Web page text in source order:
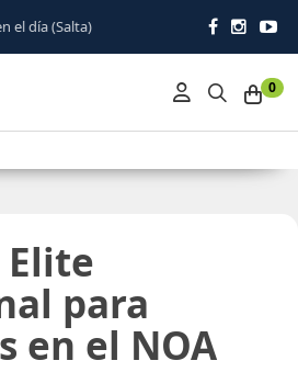
0
para
en el NOA